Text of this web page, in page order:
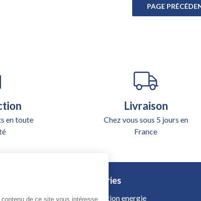
en toute
Livraison
Chez vous sous 5 jours en
France
Catégories
Alimentation energie
de ce site vous intéresse